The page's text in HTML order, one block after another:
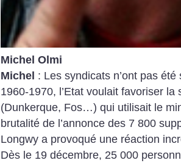
Michel Olmi
Michel : Les syndicats n’ont pas
1960-1970, l’Etat voulait favoriser la
(Dunkerque, Fos…) qui utilisait le
brutalité de l’annonce des 7 800
Longwy a provoqué une réaction
Dès le 19 décembre, 25 000